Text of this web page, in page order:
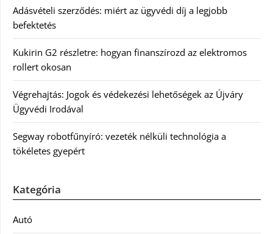
Adásvételi szerződés: miért az ügyvédi díj a legjobb
befektetés
Kukirin G2 részletre: hogyan finanszírozd az elektromos
rollert okosan
Végrehajtás: Jogok és védekezési lehetőségek az Újváry
Ügyvédi Irodával
Segway robotfűnyíró: vezeték nélküli technológia a
tökéletes gyepért
Kategória
Autó